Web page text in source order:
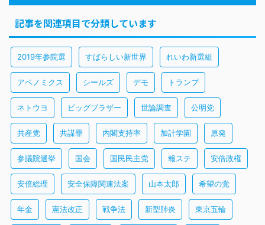
記事を関連項目で分類しています
2019年参院選 すばらしい新世界 れいわ新選組
アベノミクス シールズ デモ トランプ
ネトウヨ ビッグブラザー 世論調査 公明党
共産党 共謀罪 内閣支持率 加計学園 原発
参議院選挙 国会 国民民主党 報ステ 安倍政権
安倍総理 安全保障関連法案 山本太郎 希望の党
年金 憲法改正 戦争法 新型肺炎 東京五輪